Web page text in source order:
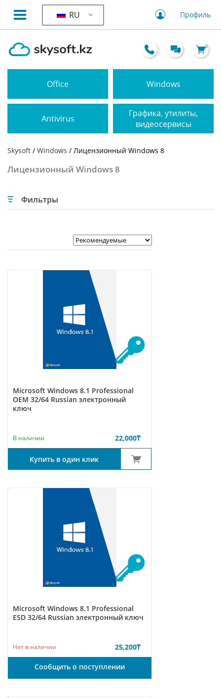
RU Профиль
0
Office Windows
Antivirus
Графика, утилиты,
видеосервисы
Skysoft / Windows / Лицензионный Windows 8
Лицензионный Windows 8
Фильтры
Microsoft Windows 8.1 Professional
OEM 32/64 Russian электронный
ключ
В наличии 22,000₸
Купить в один клик
Microsoft Windows 8.1 Professional
ESD 32/64 Russian электронный ключ
Нет в наличии 25,200₸
Сообщить о поступлении